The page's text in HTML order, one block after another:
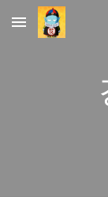
Skip to main